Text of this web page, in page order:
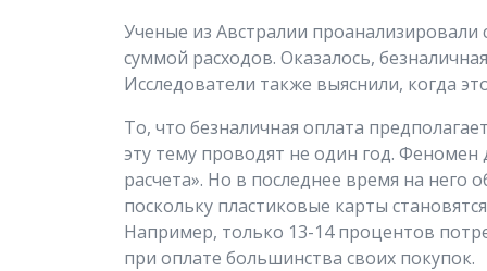
Ученые из Австралии проанализировали
суммой расходов. Оказалось,
Исследователи также выяснили, когда
То, что безналичная оплата
эту тему проводят не один год.
расчета». Но в последнее время на
поскольку пластиковые карты
Например, только 13-14 процентов
при оплате большинства своих покупок.